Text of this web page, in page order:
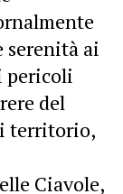
serenità ai
del
territorio,
Ciavole,